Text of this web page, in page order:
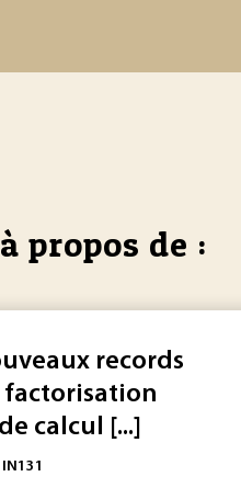
propos de :
records
factorisation
calcul [...]